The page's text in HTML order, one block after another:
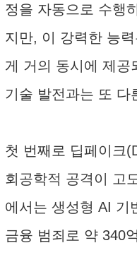
정을 자동으로 수행
지만, 이 강력한 능
게 거의 동시에 제공
기술 발전과는 또 다
첫 번째로 딥페이크
회공학적 공격이 고
에서는 생성형 AI 기
금융 범죄로 약 340